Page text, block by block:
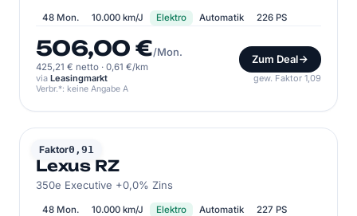
48 Mon. 10.000 km/J Elektro Automatik 226 PS
506,00 €/Mon.
425,21 € netto · 0,61 €/km
Zum Deal
via Leasingmarkt gew. Faktor 1,09
Verbr.*: keine Angabe A
Faktor0,91
LEXUS
Lexus RZ
350e Executive +0,0% Zins
48 Mon. 10.000 km/J Elektro Automatik 227 PS